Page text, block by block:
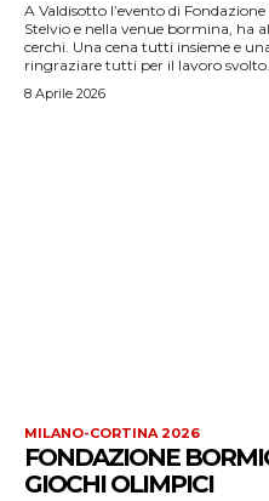
A Valdisotto l’evento di
Stelvio e nella venue bormina, ha
cerchi. Una cena tutti insieme e
ringraziare tutti per il lavoro
8 Aprile 2026
MILANO-CORTINA 2026
FONDAZIONE
GIOCHI OLIMPICI